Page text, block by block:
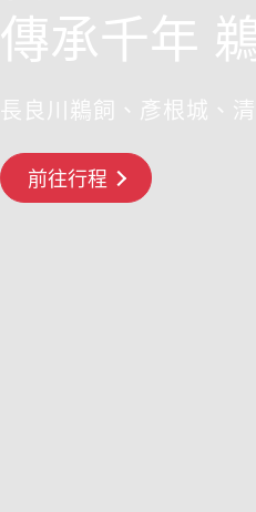
前往行程
前往行程
傳承千年
長良川鵜飼、彥根城、
前往行程